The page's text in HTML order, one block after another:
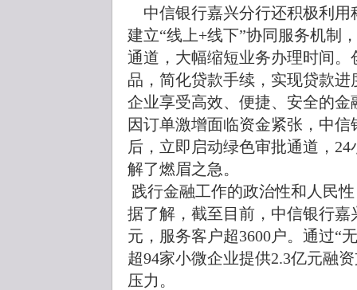
中信银行嘉兴分行还积极利用
建立“线上+线下”协同服务机制
通道，大幅缩短业务办理时间。
品，简化贷款手续，实现贷款
企业享受高效、便捷、安全的
因订单激增面临资金紧张，中
后，立即启动绿色审批通道，
解了燃眉之急。
践行金融工作的政治性和人民
据了解，截至目前，中信银行
元，服务客户超3600户。通过“
超94家小微企业提供2.3亿元融
压力。